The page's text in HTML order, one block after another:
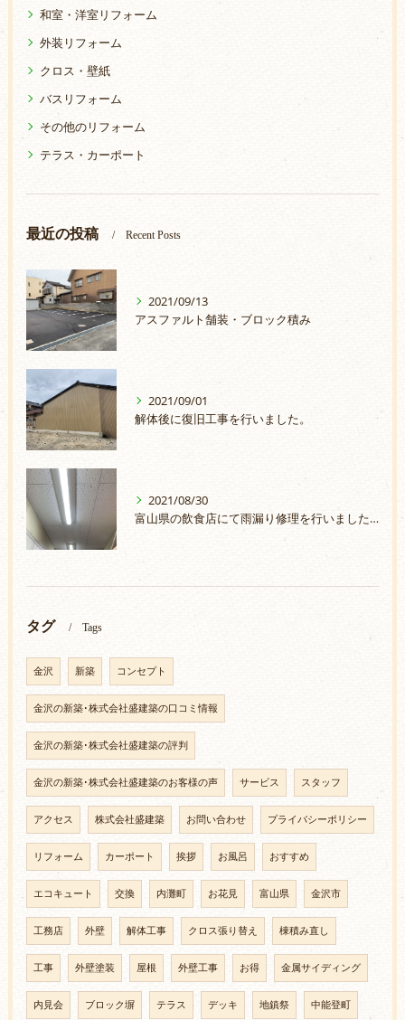
和室・洋室リフォーム
外装リフォーム
クロス・壁紙
バスリフォーム
その他のリフォーム
テラス・カーポート
最近の投稿 Recent Posts
2021/09/13
アスファルト舗装・ブロック積み
2021/09/01
解体後に復旧工事を行いました。
2021/08/30
富山県の飲食店にて雨漏り修理を行いました。
タグ Tags
金沢 新築 コンセプト
金沢の新築･株式会社盛建築の口コミ情報
金沢の新築･株式会社盛建築の評判
金沢の新築･株式会社盛建築のお客様の声 サービス スタッフ
アクセス 株式会社盛建築 お問い合わせ プライバシーポリシー
リフォーム カーポート 挨拶 お風呂 おすすめ
エコキュート 交換 内灘町 お花見 富山県 金沢市
工務店 外壁 解体工事 クロス張り替え 棟積み直し
工事 外壁塗装 屋根 外壁工事 お得 金属サイディング
内見会 ブロック塀 テラス デッキ 地鎮祭 中能登町